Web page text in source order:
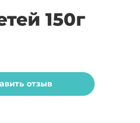
150г
отзыв